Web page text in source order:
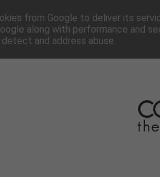
HOME NEWSLETTER CHI
from Google to deliver its
along with performance and
and address abuse.